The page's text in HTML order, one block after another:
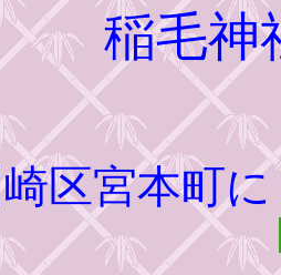
稲毛神
区宮本町に